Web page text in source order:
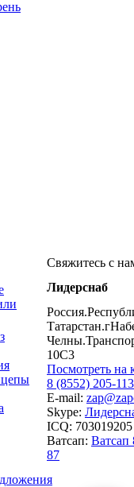
Свяжитесь с
Лидерснаб
10С3
Посмотреть на
8 (8552) 205-113
E-mail:
Skype:
ICQ: 703019205
Ватсап: Ватсап
87